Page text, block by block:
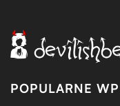
POPULARNE